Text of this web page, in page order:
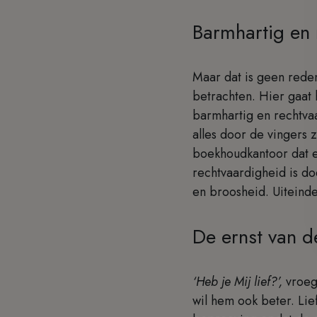
Barmhartig
Maar dat is geen
betrachten. Hier gaat
barmhartig en
alles door de vingers
boekhoudkantoor dat
rechtvaardigheid is
en broosheid.
De ernst van
‘Heb je Mij lief?’,
wil hem ook beter.